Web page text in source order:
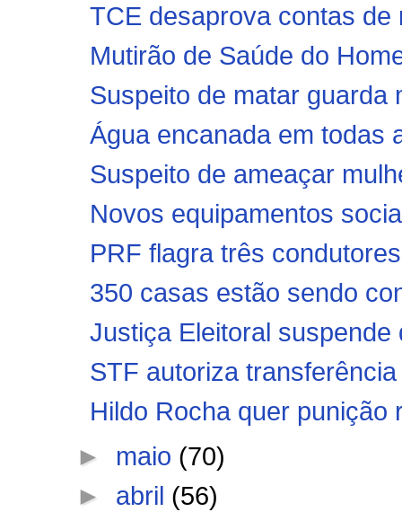
TCE desaprova contas
Mutirão de Saúde do
Suspeito de matar guarda
Água encanada em todas
Suspeito de ameaçar
Novos equipamentos
PRF flagra três
350 casas estão sendo
Justiça Eleitoral
STF autoriza
Hildo Rocha quer punição
► maio (70)
► abril (56)